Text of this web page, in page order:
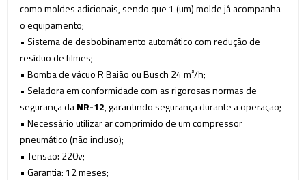
como moldes adicionais, sendo que 1 (um) molde já acompanha
o equipamento;
• Sistema de desbobinamento automáticocom redução de
resíduode filmes;
• Bomba de vácuo R Baião ou Busch 24 m³/h;
• Seladora em conformidade com as rigorosas normas de
segurança daNR-12, garantindo segurança durante a operação;
• Necessário utilizar ar comprimido de um compressor
pneumático (não incluso);
• Tensão: 220v;
• Garantia: 12 meses;